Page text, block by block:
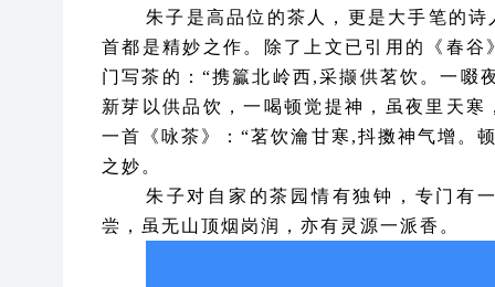
朱子是高品位的茶人，更是大手笔的
首都是精妙之作。除了上文已引用的《春
门写茶的： “携籯北岭西,采撷供茗饮。一啜
新芽以供品饮，一喝顿觉提神，虽夜里天
一首《咏茶》：“茗饮瀹甘寒,抖擞神气增。
之妙。
朱子对自家的茶园情有独钟，专门有
尝，虽无山顶烟岗润，亦有灵源一派香。